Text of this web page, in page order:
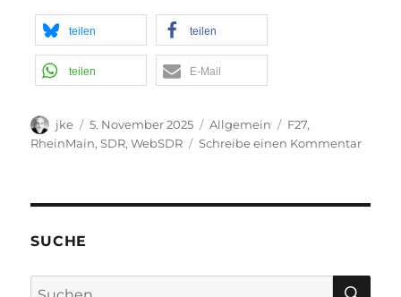
teilen teilen
teilen E-Mail
Autor
jke
Veröffentlicht
am
5. November 2025 Kategorien
Allgemein Schlagwörter
F27,
RheinMain,SDR,WebSDR Schreibe einen Kommentarzu
SUCHE
Suchen